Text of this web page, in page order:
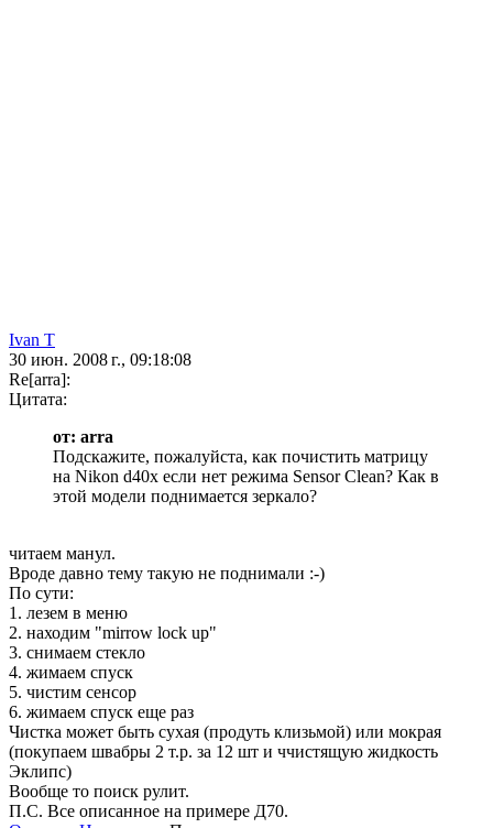
Ivan T
30 июн. 2008 г., 09:18:08
Re[arra]:
Цитата:
от: arra
Подскажите, пожалуйста, как почистить матрицу
на Nikon d40x если нет режима Sensor Clean? Как в
этой модели поднимается зеркало?
читаем манул.
Вроде давно тему такую не поднимали :-)
По сути:
1. лезем в меню
2. находим "mirrow lock up"
3. снимаем стекло
4. жимаем спуск
5. чистим сенсор
6. жимаем спуск еще раз
Чистка может быть сухая (продуть клизьмой) или мокрая
(покупаем швабры 2 т.р. за 12 шт и ччистящую жидкость
Эклипс)
Вообще то поиск рулит.
П.С. Все описанное на примере Д70.